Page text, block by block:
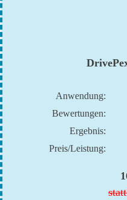
Anwendung:
Bewertungen:
Ergebnis:
Preis/Leistung: